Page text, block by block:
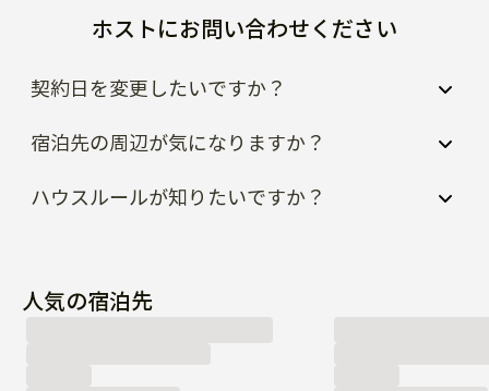
ホストにお問い合わせください
契約日を変更したいですか？
宿泊先の周辺が気になりますか？
ハウスルールが知りたいですか？
人気の宿泊先